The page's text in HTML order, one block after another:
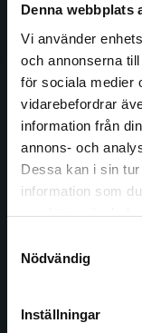
Denna webbplats
Vi använder
och annonserna
för sociala medier
vidarebefordrar
information från
annons- och
Dessa kan i sin
information som
Nödvändig
Inställningar
Det verkar
Vi erbjuder
att kunna
längs hela
Kontakta oss
Kontakta oss
046-31 20 00
Postadress:
Box 141
221 00 Lund
Besöksadress: